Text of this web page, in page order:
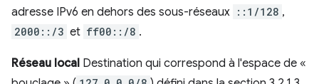
adresse IPv6 en dehors des sous-réseaux ::1/128 ,
2000::/3 et ff00::/8 .
Réseau local Destination qui correspond à l'espace de «